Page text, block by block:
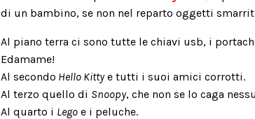
di un bambino, se non nel reparto oggetti
Al piano terra ci sono tutte le chiavi usb, i
Edamame!
Al secondo Hello Kittye tutti i suoi amici corrotti.
Al terzo quello di Snoopy, che non se lo caga
Al quarto i Lego e i peluche.